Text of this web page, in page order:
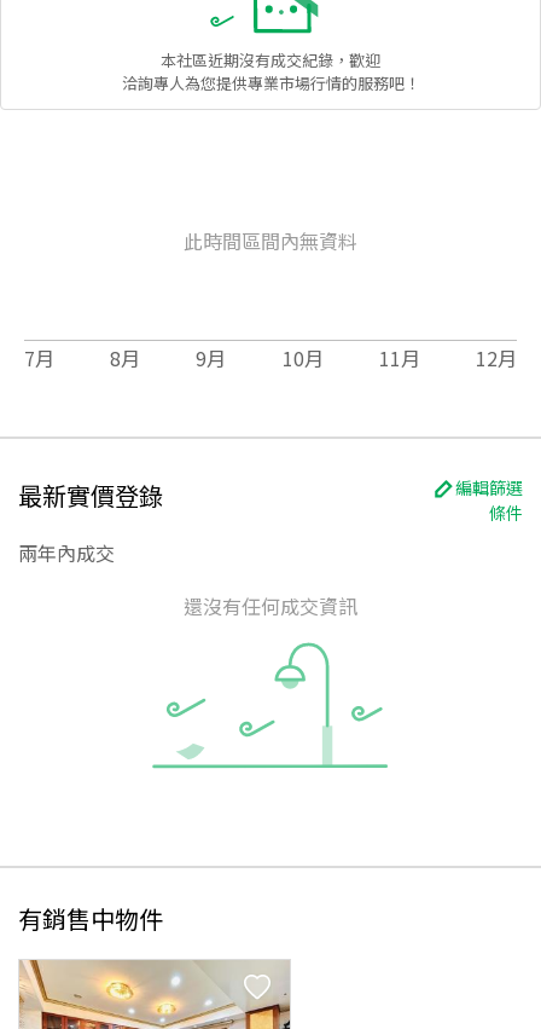
本社區近期沒有成交紀錄，歡迎
洽詢專人為您提供專業市場行情的服務吧！
此時間區間內無資料
7月 8月 9月 10月 11月 12月
最新實價登錄
編輯篩選
條件
兩年內成交
還沒有任何成交資訊
有銷售中物件